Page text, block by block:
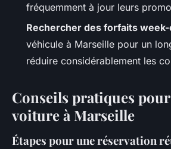
fréquemment à jour leurs
Rechercher des forfaits week-
véhicule à Marseille pour un
réduire considérablement les
Conseils pratiques
voiture à Marseille
Étapes pour une réservation